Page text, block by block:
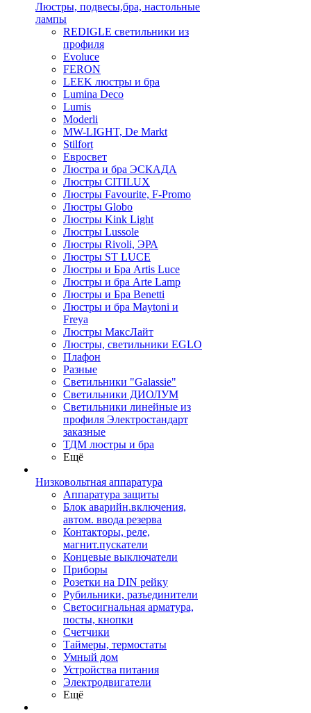
Люстры, подвесы,бра, настольные
лампы
REDIGLE светильники из
профиля
Evoluce
FERON
LEEK люстры и бра
Lumina Deco
Lumis
Moderli
MW-LIGHT, De Markt
Stilfort
Евросвет
Люстра и бра ЭСКАДА
Люстры CITILUX
Люстры Favourite, F-Promo
Люстры Globo
Люстры Kink Light
Люстры Lussole
Люстры Rivoli, ЭРА
Люстры ST LUCE
Люстры и Бра Artis Luce
Люстры и бра Arte Lamp
Люстры и Бра Benetti
Люстры и бра Maytoni и
Freya
Люстры МаксЛайт
Люстры, светильники EGLO
Плафон
Разные
Светильники "Galassie"
Светильники ДИОЛУМ
Светильники линейные из
профиля Электростандарт
заказные
ТДМ люстры и бра
Ещё
Низковольтная аппаратура
Аппаратура защиты
Блок аварийн.включения,
автом. ввода резерва
Контакторы, реле,
магнит.пускатели
Концевые выключатели
Приборы
Розетки на DIN рейку
Рубильники, разъединители
Светосигнальная арматура,
посты, кнопки
Счетчики
Таймеры, термостаты
Умный дом
Устройства питания
Электродвигатели
Ещё